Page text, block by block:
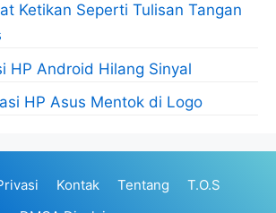
Ketikan Seperti Tulisan Tangan
HP Android Hilang Sinyal
HP Asus Mentok di Logo
Kontak Tentang
T.O.S